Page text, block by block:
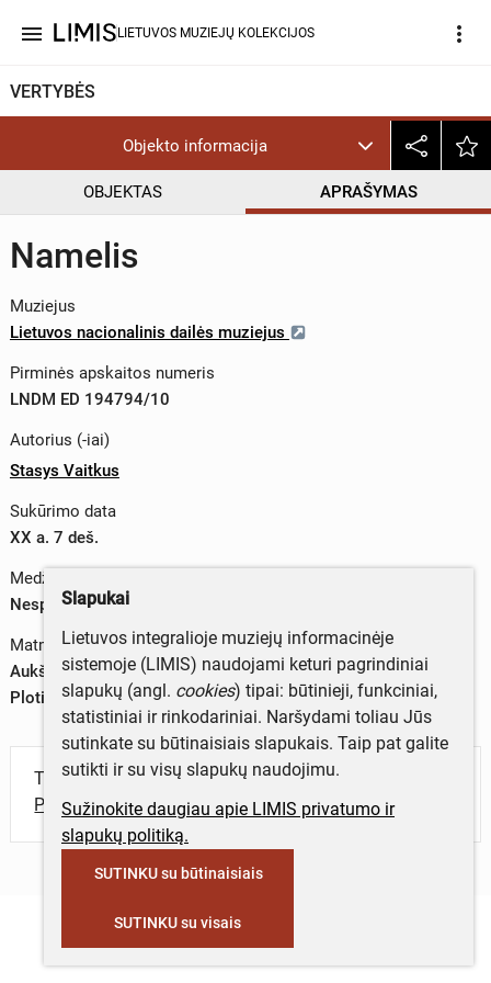
menu LIETUVOS MUZIEJŲ KOLEKCIJOS more_vert
VERTYBĖS
Objekto informacija
OBJEKTAS APRAŠYMAS
Namelis
Muziejus
Lietuvos nacionalinis dailės muziejus
Pirminės apskaitos numeris
LNDM ED 194794/10
Autorius (-iai)
Stasys Vaitkus
Sukūrimo data
XX a. 7 deš.
Medžiagos
Nespalvota fotojuosta
Matmenys
Aukštis – 60 mm
Plotis – 60 mm
Turite daugiau informacijos apie objektą?
Parašykite mums!
Slapukai
Lietuvos integralioje muziejų informacinėje
sistemoje (LIMIS) naudojami keturi pagrindiniai
slapukų (angl. cookies) tipai: būtinieji, funkciniai,
statistiniai ir rinkodariniai. Naršydami toliau Jūs
sutinkate su būtinaisiais slapukais. Taip pat galite
sutikti ir su visų slapukų naudojimu.
Sužinokite daugiau apie LIMIS privatumo ir
slapukų politiką.
SUTINKU su būtinaisiais
SUTINKU su visais